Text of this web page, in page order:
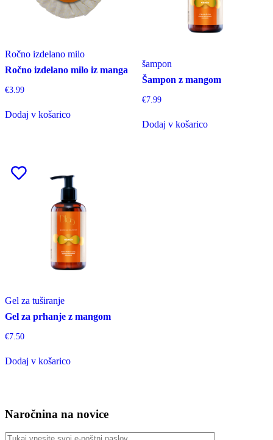
Ročno izdelano milo
Ročno izdelano milo iz manga
€3.99
Dodaj v košarico
šampon
Šampon z mangom
€7.99
Dodaj v košarico
Gel za tuširanje
Gel za prhanje z mangom
€7.50
Dodaj v košarico
Naročnina na novice